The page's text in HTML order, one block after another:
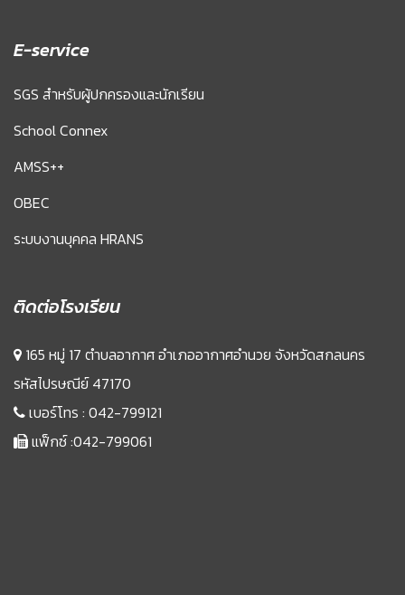
E-service
SGS สำหรับผู้ปกครองและนักเรียน
School Connex
AMSS++
OBEC
ระบบงานบุคคล HRANS
ติดต่อโรงเรียน
165 หมู่ 17 ตำบลอากาศ อำเภออากาศอำนวย จังหวัดสกลนคร
รหัสไปรษณีย์ 47170
เบอร์โทร : 042-799121
แฟ็กซ์ :042-799061